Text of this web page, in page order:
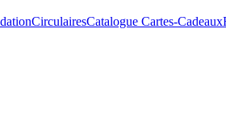
CirculairesCatalogue Cartes-Cadeaux